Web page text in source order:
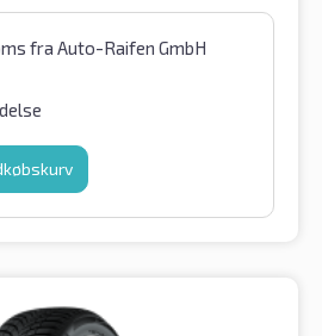
fra Auto-Raifen GmbH